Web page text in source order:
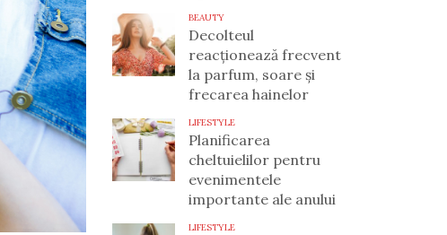
BEAUTY
Decolteul
reacționează frecvent
la parfum, soare și
frecarea hainelor
LIFESTYLE
Planificarea
cheltuielilor pentru
evenimentele
importante ale anului
LIFESTYLE